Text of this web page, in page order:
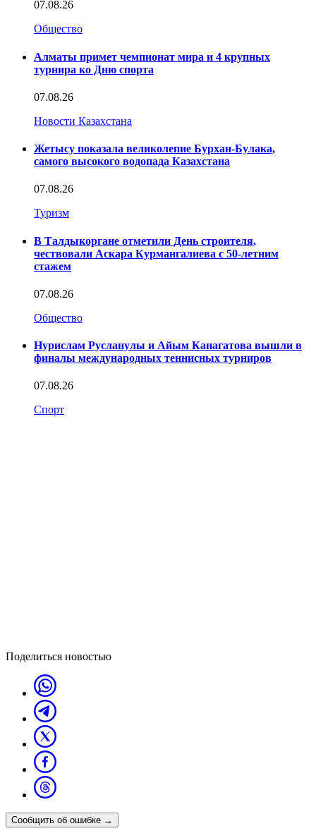
07.08.26
Общество
Алматы примет чемпионат мира и 4 крупных
турнира ко Дню спорта
07.08.26
Новости Казахстана
Жетысу показала великолепие Бурхан-Булака,
самого высокого водопада Казахстана
07.08.26
Туризм
В Талдыкоргане отметили День строителя,
чествовали Аскара Курмангалиева с 50-летним
стажем
07.08.26
Общество
Нурислам Русланулы и Айым Канагатова вышли в
финалы международных теннисных турниров
07.08.26
Спорт
Поделиться новостью
Сообщить об ошибке →